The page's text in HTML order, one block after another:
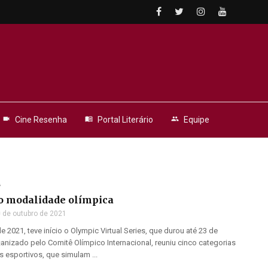
videocam Cine Resenha menu_book Portal Literário people Equipe
modalidade olímpica
de outubro de 2021
2021, teve início o Olympic Virtual Series, que durou até 23 de
pelo Comitê Olímpico Internacional, reuniu cinco categorias
esportivos, que simulam ...